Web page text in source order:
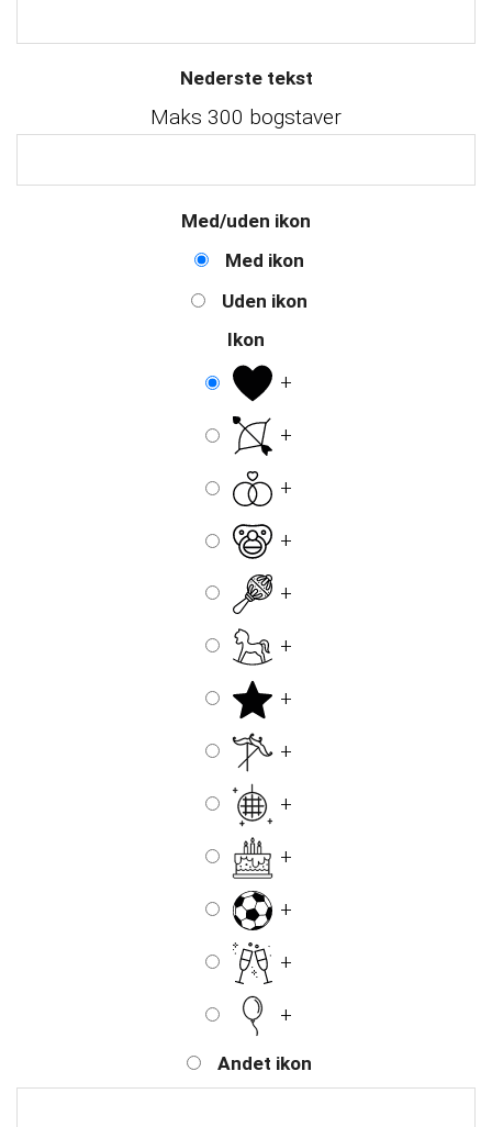
Nederste tekst
Maks 300 bogstaver
Med/uden ikon
Med ikon
Uden ikon
Ikon
+
+
+
+
+
+
+
+
+
+
+
+
+
Andet ikon